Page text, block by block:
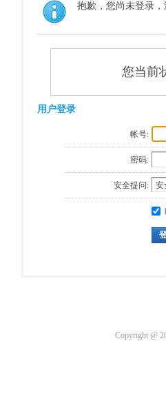
抱歉，您尚未登录
您当前
用户登录
帐号:
密码:
安全提问:
Copyright @